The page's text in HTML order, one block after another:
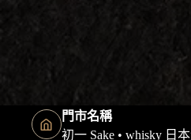
門市名稱
初一 Sake • whisky 日